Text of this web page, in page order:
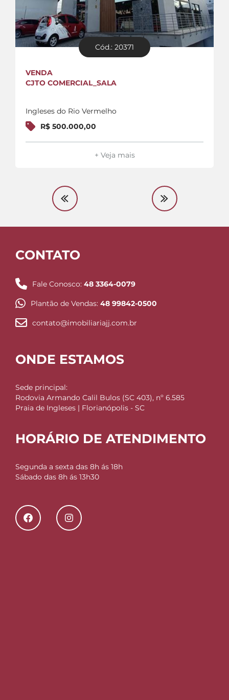
Cód.: 20371
VENDA
CJTO COMERCIAL_SALA
Ingleses do Rio Vermelho
R$ 500.000,00
+ Veja mais
CONTATO
Fale Conosco: 48 3364-0079
Plantão de Vendas: 48 99842-0500
contato@imobiliariajj.com.br
ONDE ESTAMOS
Sede principal:
Rodovia Armando Calil Bulos (SC 403), nº 6.585
Praia de Ingleses | Florianópolis - SC
HORÁRIO DE ATENDIMENTO
Segunda a sexta das 8h ás 18h
Sábado das 8h ás 13h30